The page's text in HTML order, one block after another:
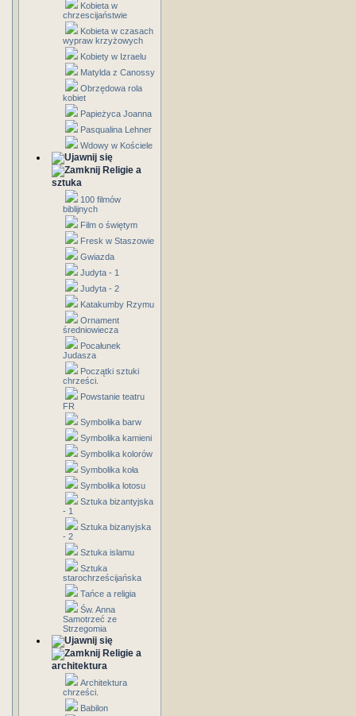
Kobieta w
chrzescijaństwie
Kobieta w czasach
wypraw krzyżowych
Kobiety w Izraelu
Matylda z Canossy
Obrzędowa rola
kobiet
Papieżyca Joanna
Pasqualina Lehner
Wdowy w Kościele
Religie a
sztuka
100 filmów
biblijnych
Film o świętym
Fresk w Staszowie
Gwiazda
Judyta - 1
Judyta - 2
Katakumby Rzymu
Ornament
średniowiecza
Pocałunek
Judasza
Początki sztuki
chrześci.
Powstanie teatru
FR
Symbolika barw
Symbolika kamieni
Symbolika kolorów
Symbolika koła
Symbolika lotosu
Sztuka bizantyjska
- 1
Sztuka bizanyjska
- 2
Sztuka islamu
Sztuka
starochrześcijańska
Tańce a religia
Św. Anna
Samotrzeć ze
Strzegomia
Religie a
architektura
Architektura
chrześci.
Babilon